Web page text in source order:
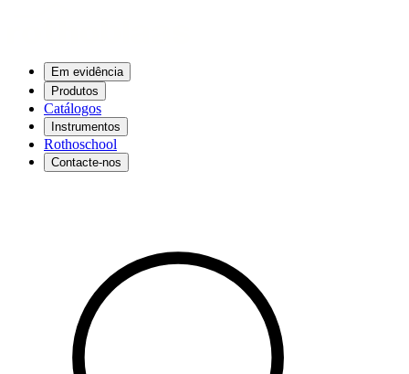
Em evidência
Produtos
Catálogos
Instrumentos
Rothoschool
Contacte-nos